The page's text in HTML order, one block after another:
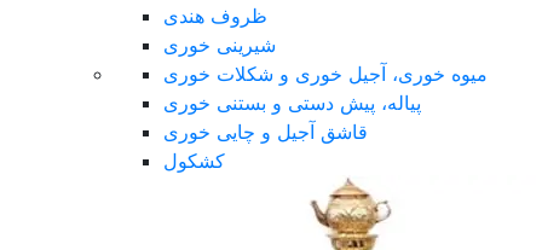
ظروف هندی
شیرینی خوری
میوه خوری، آجیل خوری و شکلات خوری
پیاله، پیش دستی و بستنی خوری
قاشق آجیل و چایی خوری
کشکول